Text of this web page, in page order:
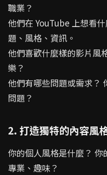
職業？
他們在 YouTube 上想看
題、風格、資訊。
他們喜歡什麼樣的影片風
樂？
他們有哪些問題或需求？
問題？
2. 打造獨特的內容風
你的個人風格是什麼？ 你
專業、趣味？